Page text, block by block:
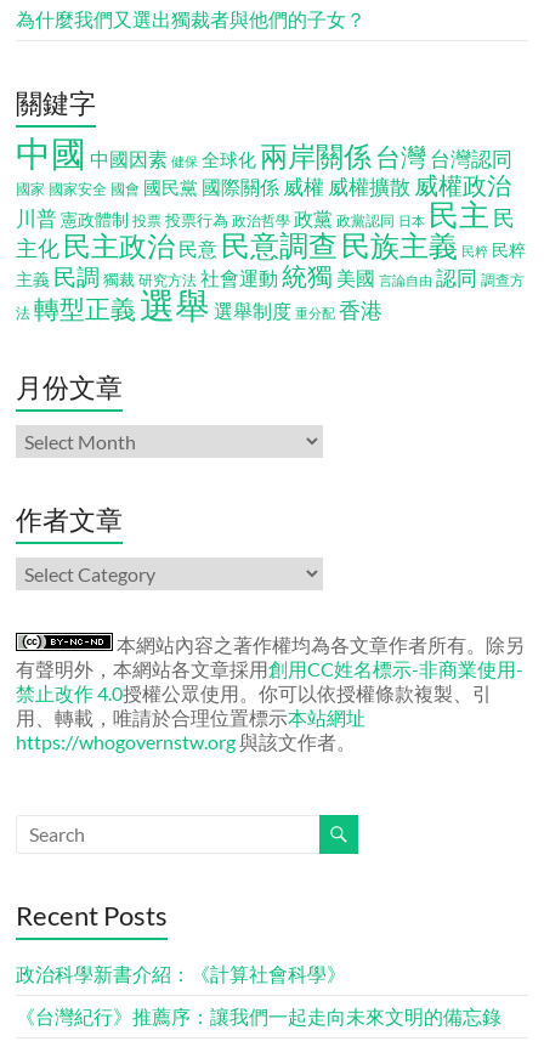
為什麼我們又選出獨裁者與他們的子女？
關鍵字
中國 中國因素 健保 全球化 兩岸關係 台灣台灣認同
國家 國家安全 國會 國民黨 國際關係 威權 威權擴散 威權政治
川普 憲政體制 投票 投票行為 政治哲學 政黨 政黨認同 日本 民主 民
主化 民主政治 民意 民意調查 民族主義 民粹 民粹
主義 民調 獨裁 研究方法 社會運動 統獨 美國 言論自由 認同 調查方
法 轉型正義 選舉 選舉制度 重分配 香港
月份文章
月
份
章
作者文章
作
者
章
本網站內容之著作權均為各文章作者所有。除另
有聲明外，本網站各文章採用創用CC姓名標示-非商業使用-
禁止改作 4.0授權公眾使用。你可以依授權條款複製、引
用、轉載，唯請於合理位置標示本站網址
https://whogovernstw.org與該文作者。
Recent Posts
政治科學新書介紹：《計算社會科學》
《台灣紀行》推薦序：讓我們一起走向未來文明的備忘錄